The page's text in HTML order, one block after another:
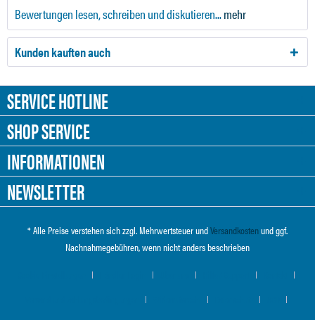
Bewertungen lesen, schreiben und diskutieren...mehr
Kunden kauften auch
SERVICE HOTLINE
SHOP SERVICE
INFORMATIONEN
NEWSLETTER
* Alle Preise verstehen sich zzgl. Mehrwertsteuer undVersandkostenund ggf.
Nachnahmegebühren, wenn nicht anders beschrieben